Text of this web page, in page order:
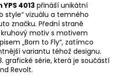
4013 přináší unikátní
style“ vizuálu a temného
značku. Přední straně
motiv s motivem
„Born to Fly“, zatímco
variantu téhož designu.
grafické série, která je součástí
Revolt.